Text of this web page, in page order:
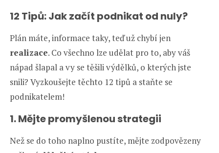
12 Tipů: Jak začít podnikat od nuly?
Plán máte, informace taky, teď už chybí jen
realizace. Co všechno lze udělat pro to, aby váš
nápad šlapal a vy se těšili výdělků, o kterých jste
snili? Vyzkoušejte těchto 12 tipů a staňte se
podnikatelem!
1. Mějte promyšlenou strategii
Než se do toho naplno pustíte, mějte zodpovězeny